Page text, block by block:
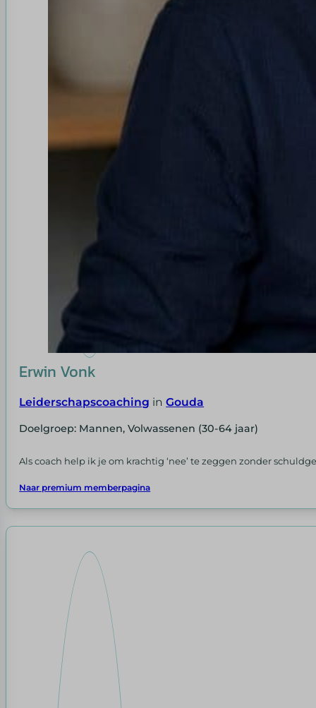
Erwin Vonk
Leiderschapscoaching inGouda
Doelgroep: Mannen, Volwassenen (30-64 jaar)
Als coach help ik je om krachtig ‘nee’ te zeggen zonder
Naar premium memberpagina